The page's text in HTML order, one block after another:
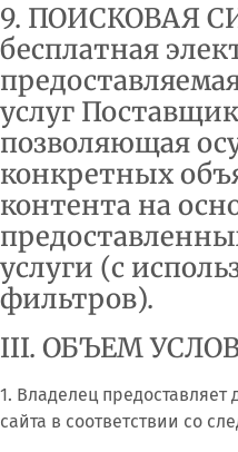
9. ПОИСКОВАЯ
бесплатная
услуг
позволяющая
конкретных
контента на
услуги (с
фильтров).
III. ОБЪЕМ
1. Владелец
сайта в соответствии со